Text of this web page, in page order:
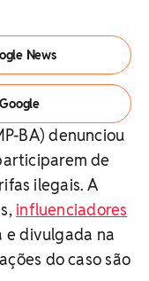
News
BA) denunciou
de
ilegais. A
influenciadores
e divulgada na
do caso são